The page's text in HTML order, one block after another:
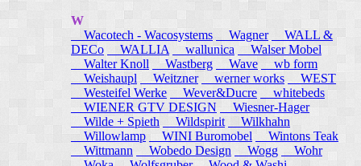
W
Wacotech - Wacosystems
Wagner
WALL &
DECo
WALLIA wallunica
Walser Mobel
Walter Knoll
Wastberg Wave
wb form
Weishaupl
Weitzner werner works
WEST
Westeifel Werke
Wever&Ducre
whitebeds
WIENER GTV DESIGN
Wiesner-Hager
Wilde + Spieth
Wildspirit
Wilkhahn
Willowlamp
WINI Buromobel
Wintons Teak
Wittmann
Wobedo Design Wogg
Wohr